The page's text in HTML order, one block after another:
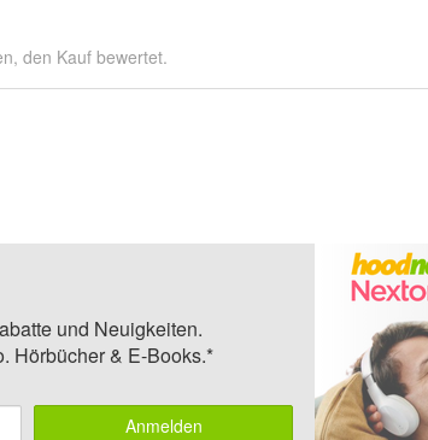
den Kauf bewertet.
und Neuigkeiten.
Hörbücher & E-Books.*
Anmelden